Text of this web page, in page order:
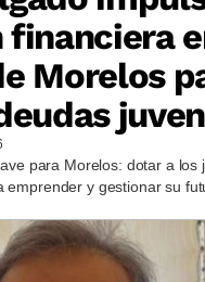
financiera
Morelos
para Morelos: dotar a los
emprender y gestionar su